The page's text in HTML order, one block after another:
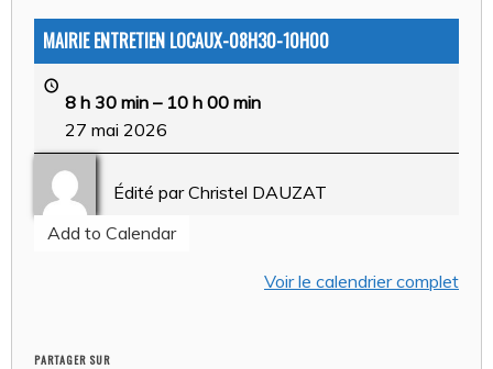
MAIRIE ENTRETIEN LOCAUX-08H30-10H00
8 h 30 min – 10 h 00 min
27 mai 2026
Édité par Christel DAUZAT
Add to Calendar
Voir le calendrier complet
PARTAGER SUR